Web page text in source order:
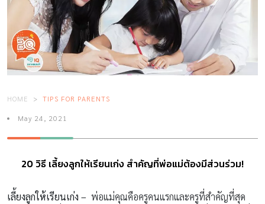
HOME TIPS FOR PARENTS
May 24, 2021
20 วิธี เลี้ยงลูกให้เรียนเก่ง สำคัญที่พ่อแม่ต้องมีส่วนร่วม!
เลี้ยงลูกให้เรียนเก่ง – พ่อแม่คุณคือครูคนแรกและครูที่สำคัญที่สุด